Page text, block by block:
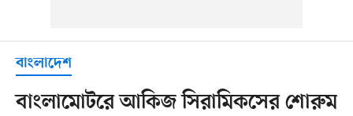
বাংলাদেশ
বাংলামোটরে আকিজ সিরামিকসের শোরুম